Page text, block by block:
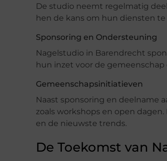
De studio neemt regelmatig
hen de kans om hun diensten
Sponsoring en Ondersteuning
Nagelstudio in Barendrecht
hun inzet voor de
Gemeenschapsinitiatieven
Naast sponsoring en deelname
zoals workshops en open
en de nieuwste trends.
De Toekomst van